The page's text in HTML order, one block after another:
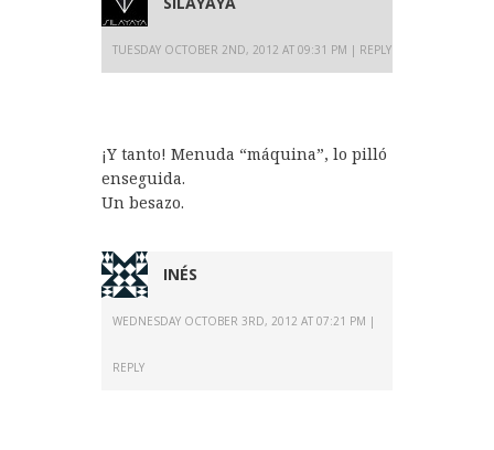
TUESDAY OCTOBER 2ND, 2012 AT 09:31 PM REPLY
¡Y tanto! Menuda “máquina”, lo pilló
enseguida.
Un besazo.
INÉS
WEDNESDAY OCTOBER 3RD, 2012 AT 07:21 PM
REPLY